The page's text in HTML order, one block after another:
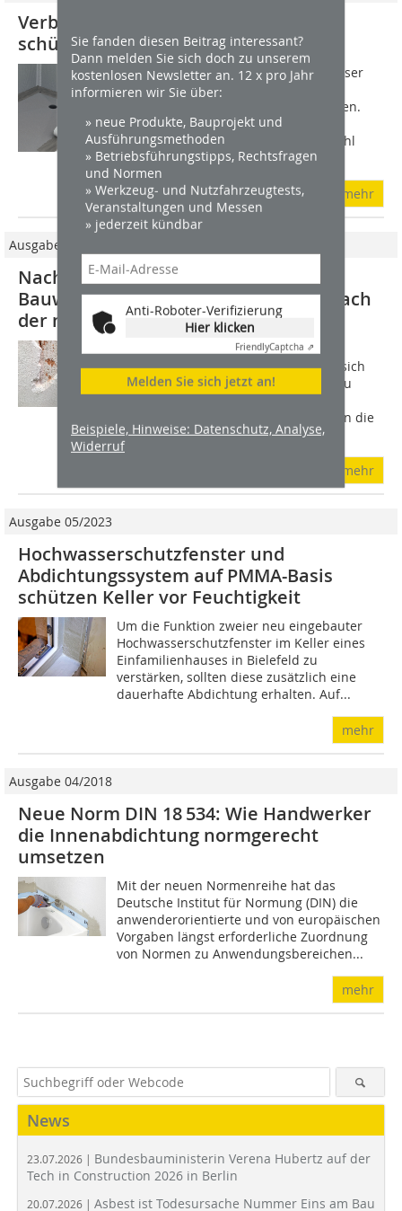
Sie fanden diesen Beitrag interessant?
Dann melden Sie sich doch zu unserem
kostenlosen Newsletter an. 12 x pro Jahr
informieren wir Sie über:
» neue Produkte, Bauprojekt und
Ausführungsmethoden
» Betriebsführungstipps, Rechtsfragen
und Normen
» Werkzeug- und Nutzfahrzeugtests,
Veranstaltungen und Messen
» jederzeit kündbar
Anti-Roboter-Verifizierung
Hier klicken
FriendlyCaptcha ⇗
Melden Sie sich jetzt an!
Beispiele, Hinweise: Datenschutz, Analyse,
Widerruf
Verbundabdichtung von Nassräumen
schützt Bausubstanz
Bereiche in Nassräumen, die von Wasser
beansprucht sind, müssen mit einer
Verbundabdichtung ausgeführt werden.
Generell besteht diese aus einem
Abdichtungssystem und enthält sowohl
einen...
mehr
Ausgabe 11/2020
Nachträglich erdberührte
Bauwerksabdichtung – Ausführung nach
der neuen FPD-Richtlinie
Hinsichtlich der Verwendung und der
Verarbeitung der Produkte orientiert sich
die Richtlinie an dem seit Juli 2017 neu
Bauwerksabdichtung, insbesondere an die
DIN 18?195 -...
mehr
Ausgabe 05/2023
Hochwasserschutzfenster und
Abdichtungssystem auf PMMA-Basis
schützen Keller vor Feuchtigkeit
Um die Funktion zweier neu eingebauter
Hochwasserschutzfenster im Keller eines
Einfamilienhauses in Bielefeld zu
verstärken, sollten diese zusätzlich eine
dauerhafte Abdichtung erhalten. Auf...
mehr
Ausgabe 04/2018
Neue Norm DIN 18 534: Wie Handwerker
die Innenabdichtung normgerecht
umsetzen
Mit der neuen Normenreihe hat das
Deutsche Institut für Normung (DIN) die
anwenderorientierte und von europäischen
Vorgaben längst erforderliche Zuordnung
von Normen zu Anwendungsbereichen...
mehr
News
23.07.2026 | Bundesbauministerin Verena Hubertz auf der
Tech in Construction 2026 in Berlin
20.07.2026 | Asbest ist Todesursache Nummer Eins am Bau